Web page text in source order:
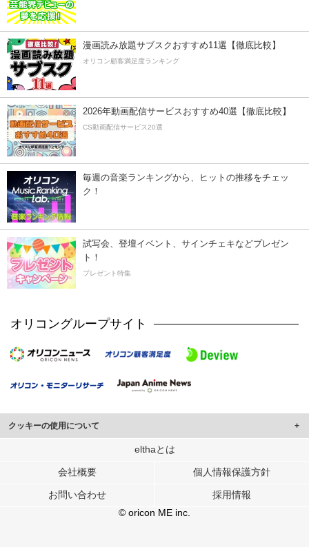
漫画読み放題サブスクおすすめ11選【徹底比較】
オリコン顧客満足度ランキング
2026年動画配信サービスおすすめ40選【徹底比較】
CS動画配信サービス20選
毎週の音楽ランキングから、ヒットの推移をチェッ
ク！
試写会、登壇イベント、サインチェキなどプレゼン
ト！
プレゼント特集
オリコングループサイト
クッキーの使用について
このサイトでは Cookie を使用して、ユーザーに合わせたコンテンツや広告の
行っています。
メディアや広告配信、データ解析の各パートナーに提供しています。
ユーザーが各パートナーのサービスを使用したときに収集した他の情報を組み
elthaとは
会社概要 個人情報保護方針
お問い合わせ
採用情報
© oricon ME inc.